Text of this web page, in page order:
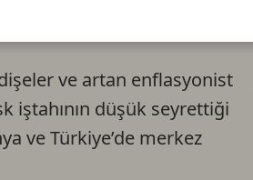
ve artan enflasyonist
iştahının düşük seyrettiği
ve Türkiye’de merkez